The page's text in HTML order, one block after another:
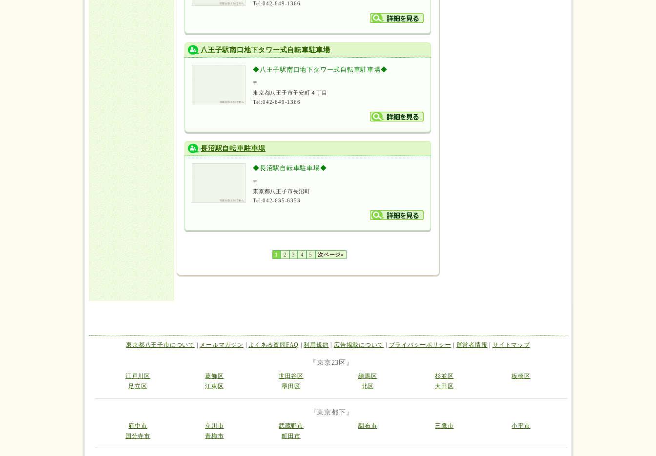
Tel:042-649-1366
八王子駅南口地下タワー式自転車駐車場
◆八王子駅南口地下タワー式自転車駐車場◆
〒
東京都八王子市子安町４丁目
Tel:042-649-1366
長沼駅自転車駐車場
◆長沼駅自転車駐車場◆
〒
東京都八王子市長沼町
Tel:042-635-6353
1 2 3 4 5 次ページ»
東京都八王子市について メールマガジン よくある質問FAQ |利用規約 広告掲載について プライバシーポリシー 運営者情報 サイトマップ
『東京23区』
江戸川区 葛飾区 世田谷区 練馬区 杉並区
板橋区
足立区
江東区 墨田区 北区 大田区
『東京都下』
府中市 立川市 武蔵野市 調布市 三鷹市
小平市
国分寺市
青梅市 町田市